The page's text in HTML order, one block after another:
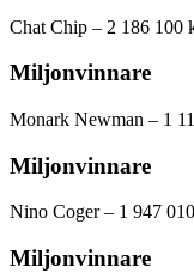
Chat Chip – 2 186 100
Miljonvinnare
Monark Newman – 1
Miljonvinnare
Nino Coger – 1 947
Miljonvinnare